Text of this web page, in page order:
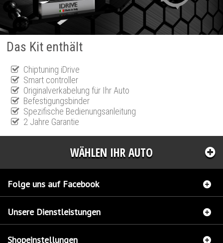
Das Kit enthält
Chiptuning iDrive
Smart controller
Originalverkabelung für Ihr Auto
Befestigungsbinder
Spezifische Bedienungsanleitung
2 Jahre Garantie
WÄHLEN IHR AUTO
Folge uns auf Facebook
Unsere Dienstleistungen
Shopeinstellungen